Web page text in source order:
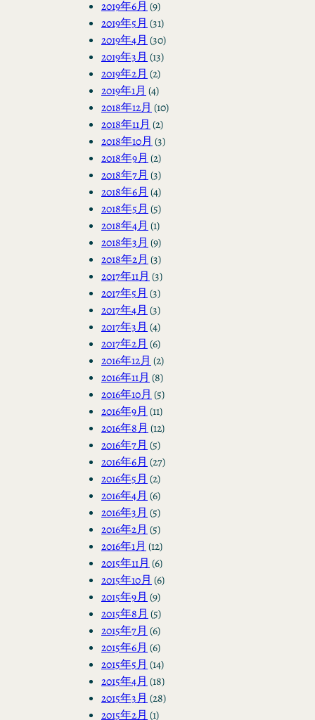
2019年6月 (9)
2019年5月 (31)
2019年4月 (30)
2019年3月 (13)
2019年2月 (2)
2019年1月 (4)
2018年12月 (10)
2018年11月 (2)
2018年10月 (3)
2018年9月 (2)
2018年7月 (3)
2018年6月 (4)
2018年5月 (5)
2018年4月 (1)
2018年3月 (9)
2018年2月 (3)
2017年11月 (3)
2017年5月 (3)
2017年4月 (3)
2017年3月 (4)
2017年2月 (6)
2016年12月 (2)
2016年11月 (8)
2016年10月 (5)
2016年9月 (11)
2016年8月 (12)
2016年7月 (5)
2016年6月 (27)
2016年5月 (2)
2016年4月 (6)
2016年3月 (5)
2016年2月 (5)
2016年1月 (12)
2015年11月 (6)
2015年10月 (6)
2015年9月 (9)
2015年8月 (5)
2015年7月 (6)
2015年6月 (6)
2015年5月 (14)
2015年4月 (18)
2015年3月 (28)
2015年2月 (1)